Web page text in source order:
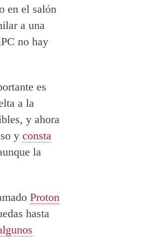
en el salón
a una
no hay
es
a la
y ahora
y consta
la
Proton
hasta